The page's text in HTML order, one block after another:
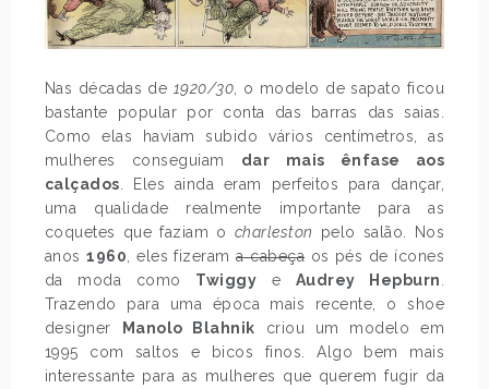
Nas décadas de 1920/30 , o modelo de sapato ficou
bastante popular por conta das barras das saias.
Como elas haviam subido vários centímetros, as
mulheres conseguiam dar mais ênfase aos
calçados . Eles ainda eram perfeitos para dançar,
uma qualidade realmente importante para as
coquetes que faziam o charleston
pelo salão. Nos
anos1960 , eles fizerama cabeçaos pés de ícones
da moda como Twiggy e Audrey Hepburn
Trazendo para uma época mais recente, o shoe
designer
Manolo Blahnik criou um modelo em
1995 com saltos e bicos finos. Algo bem mais
interessante para as mulheres que querem fugir da